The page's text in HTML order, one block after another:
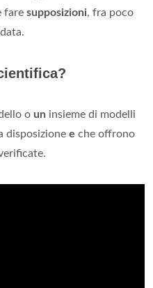
fare supposizioni, fra poco
o un insieme di modelli
disposizione e che offrono